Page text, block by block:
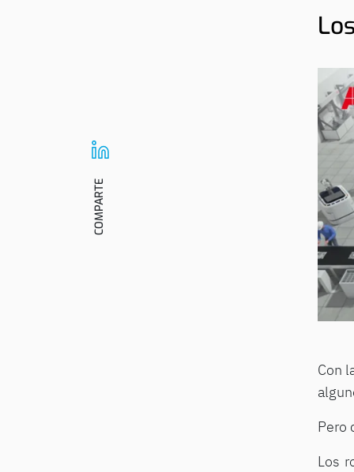
Con
Pero
Los
COMPARTE